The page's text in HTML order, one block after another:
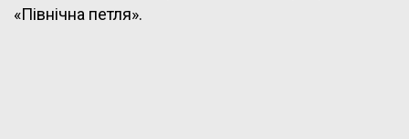
«Північна петля».